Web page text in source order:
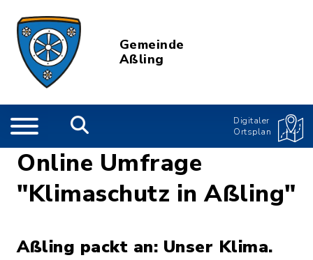
Gemeinde
Aßling
Digitaler
Ortsplan
Online Umfrage
"Klimaschutz in Aßling"
Aßling packt an: Unser Klima.